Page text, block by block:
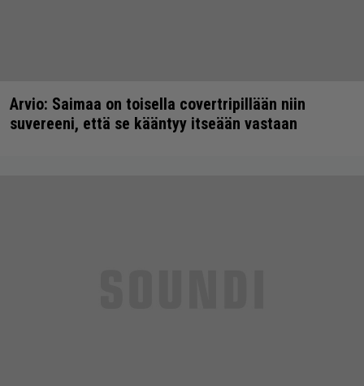
Arvio: Saimaa on toisella covertripillään niin
suvereeni, että se kääntyy itseään vastaan